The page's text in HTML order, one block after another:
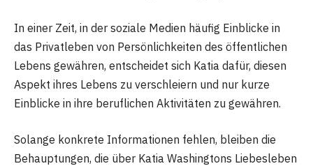
In einer Zeit, in der soziale Medien häufig Einblicke in
das Privatleben von Persönlichkeiten des öffentlichen
Lebens gewähren, entscheidet sich Katia dafür, diesen
Aspekt ihres Lebens zu verschleiern und nur kurze
Einblicke in ihre beruflichen Aktivitäten zu gewähren.
Solange konkrete Informationen fehlen, bleiben die
Behauptungen, die über Katia Washingtons Liebesleben